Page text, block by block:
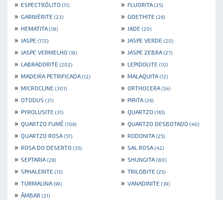
» ESPECTRÓLITO (11) » FLUORITA (25)
» GARNIÈRITE (23) » GOETHITE (26)
» HEMATITA (18) » JADE (20)
» JASPE (172) » JASPE VERDE (20)
» JASPE VERMELHO (19) » JASPE ZEBRA (27)
» LABRADORITE (202) » LEPIDOLITE (10)
» MADEIRA PETRIFICADA (12) » MALAQUITA (12)
» MICROCLINE (301) » ORTHOCERA (54)
» OTODUS (31) » PIRITA (26)
» PYROLUSITE (31) » QUARTZO (165)
» QUARTZO FUMÊ (106) » QUARTZO DESBOTADO (40)
» QUARTZO ROSA (57) » RODONITA (25)
» ROSA DO DESERTO (35) » SAL ROSA (42)
» SEPTARIA (26) » SHUNGITA (80)
» SPHALERITE (15) » TRILOBITE (25)
» TURMALINA (99) » VANADINITE (39)
» ÂMBAR (21)